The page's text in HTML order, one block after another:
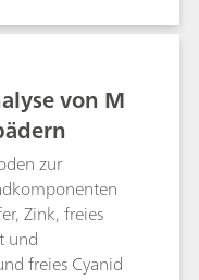
Hydroxid
von M
zur
Zink, freies
und
freies Cyanid